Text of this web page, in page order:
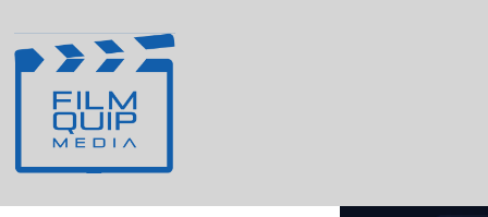
Hulp per e-mail
voor Nederland